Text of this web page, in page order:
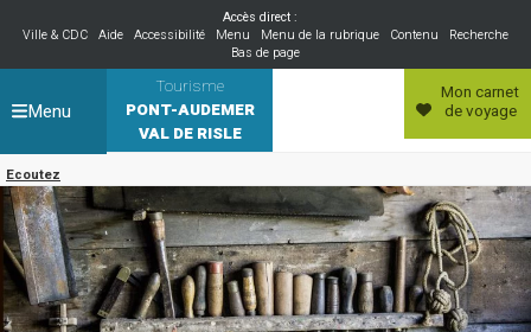
Accès direct :
Ville & CDC Aide Accessibilité Menu Menu de la rubrique Contenu
Recherche
Bas de page
Tourisme
PONT-AUDEMER
VAL DE RISLE
Ecoutez
Mon carnet
de voyage
Menu